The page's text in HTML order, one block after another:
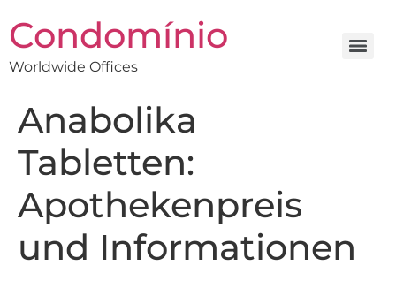
Condomínio
Worldwide Offices
Anabolika
Tabletten:
Apothekenpreis
und Informationen